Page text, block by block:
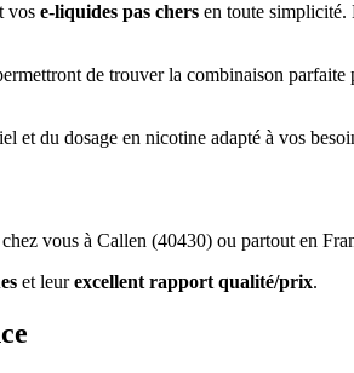
vos e-liquides pas chers en toute simplicité.
de trouver la combinaison parfaite
et du dosage en nicotine adapté à vos
vous à Callen (40430) ou partout en
et leurexcellent rapport qualité/prix.